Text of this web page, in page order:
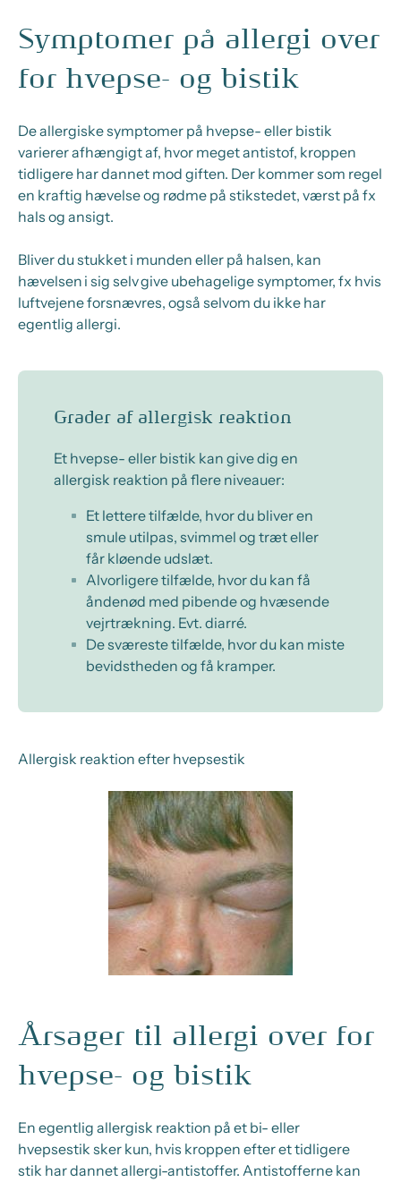
Symptomer på allergi over
for hvepse- og bistik
De allergiske symptomer på hvepse- eller bistik
varierer afhængigtaf, hvor meget antistof, kroppen
tidligere har dannet mod giften. Der kommer som regel
en kraftig hævelse og rødme på stikstedet, værst på fx
hals og ansigt.
Bliverdustukket i munden eller på halsen, kan
hævelsen i sig selv give ubehagelige symptomer, fx hvis
luftvejene forsnævres, også selvom du ikke har
egentlig allergi.
Grader af allergisk reaktion
Et hvepse- eller bistik kan givedig en
allergisk reaktion på flere niveauer:
Et lettere tilfælde, hvor du bliveren
smule utilpas, svimmel og træt eller
får kløende udslæt.
Alvorligere tilfælde, hvor du kan få
åndenød med pibende og hvæsende
vejrtrækning. Evt. diarré.
De sværeste tilfælde, hvor du kan miste
bevidstheden og få kramper.
Allergisk reaktion efter hvepsestik
Årsager til allergi over for
hvepse- og bistik
En egentlig allergisk reaktion på et bi- eller
hvepsestik sker kun, hvis kroppen efter et tidligere
stik har dannet allergi-antistoffer. Antistofferne kan